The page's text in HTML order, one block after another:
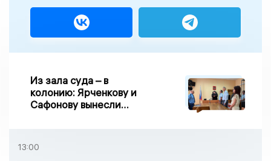
Из зала суда – в
колонию: Ярченкову и
Сафонову вынесли
13:00